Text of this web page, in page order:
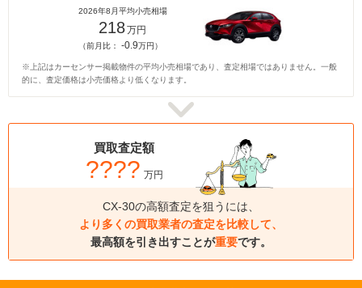
2026年8月平均小売相場
218万円
（前月比： -0.9万円）
※上記はカーセンサー掲載物件の平均小売相場であり、査定相場ではありません。一般
的に、査定価格は小売価格より低くなります。
買取査定額
???? 万円
CX-30の高額査定を狙うには、
より多くの買取業者の査定を比較して、
最高額を引き出すことが重要です。